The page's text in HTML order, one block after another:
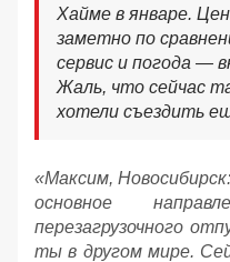
Хайме в январе.
заметно по
сервис и погода —
Жаль, что сейчас
хотели съездить
«Максим,
основное
перезагрузочного
ты в другом мире.